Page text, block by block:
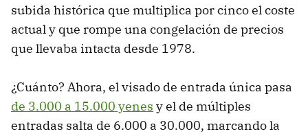
subida histórica que multiplica por cinco el coste
actual y que rompe una congelación de precios
que llevaba intacta desde 1978.
¿Cuánto? Ahora, el visado de entrada única pasa
de 3.000 a 15.000 yenes y el de múltiples
entradas salta de 6.000 a 30.000, marcando la